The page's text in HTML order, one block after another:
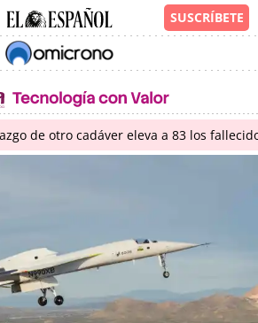
de otro cadáver eleva a 83 los